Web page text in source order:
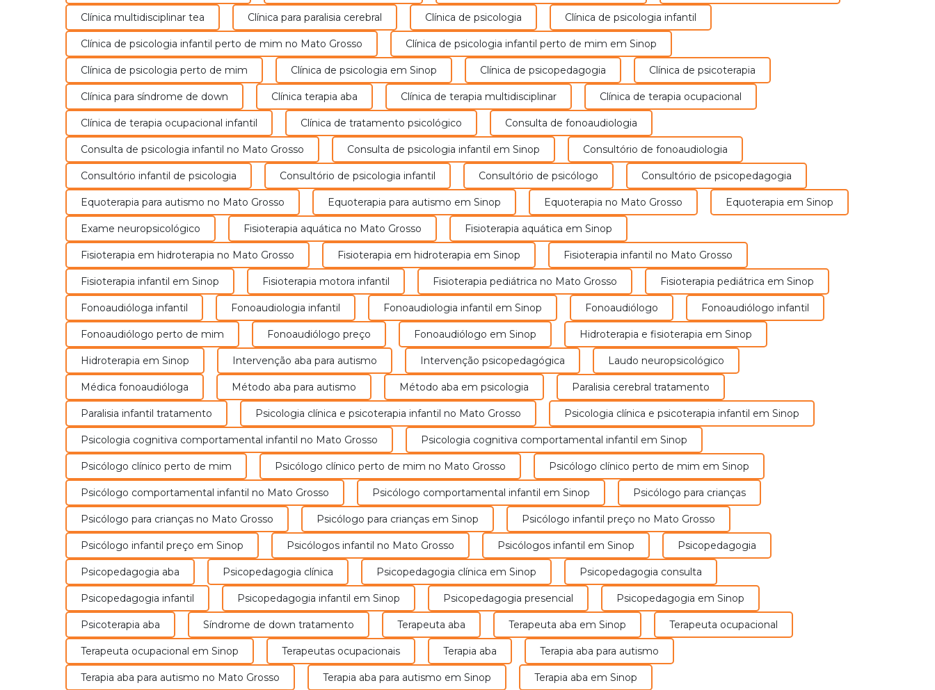
Clínica multidisciplinar tea Clínica para paralisia cerebral Clínica de psicologia Clínica de psicologia infantil
Clínica de psicologia infantil perto de mim no Mato Grosso Clínica de psicologia infantil perto de mim em Sinop
Clínica de psicologia perto de mim Clínica de psicologia em Sinop Clínica de psicopedagogia Clínica de psicoterapia
Clínica para síndrome de down Clínica terapia aba Clínica de terapia multidisciplinar​ Clínica de terapia ocupacional
Clínica de terapia ocupacional infantil Clínica de tratamento psicológico Consulta de fonoaudiologia
Consulta de psicologia infantil no Mato Grosso Consulta de psicologia infantil em Sinop Consultório de fonoaudiologia
Consultório infantil de psicologia Consultório de psicologia infantil Consultório de psicólogo Consultório de psicopedagogia
Equoterapia para autismo no Mato Grosso Equoterapia para autismo em Sinop Equoterapia no Mato Grosso Equoterapia em Sinop
Exame neuropsicológico Fisioterapia aquática no Mato Grosso Fisioterapia aquática em Sinop
Fisioterapia em hidroterapia no Mato Grosso Fisioterapia em hidroterapia em Sinop Fisioterapia infantil no Mato Grosso
Fisioterapia infantil em Sinop Fisioterapia motora infantil Fisioterapia pediátrica no Mato Grosso Fisioterapia pediátrica em Sinop
Fonoaudióloga infantil Fonoaudiologia infantil Fonoaudiologia infantil em Sinop Fonoaudiólogo Fonoaudiólogo infantil
Fonoaudiólogo perto de mim Fonoaudiólogo preço Fonoaudiólogo em Sinop Hidroterapia e fisioterapia em Sinop
Hidroterapia em Sinop Intervenção aba para autismo Intervenção psicopedagógica Laudo neuropsicológico
Médica fonoaudióloga Método aba para autismo Método aba em psicologia Paralisia cerebral tratamento
Paralisia infantil tratamento Psicologia clínica e psicoterapia infantil no Mato Grosso Psicologia clínica e psicoterapia infantil em Sinop
Psicologia cognitiva comportamental infantil no Mato Grosso Psicologia cognitiva comportamental infantil em Sinop
Psicólogo clínico perto de mim Psicólogo clínico perto de mim no Mato Grosso Psicólogo clínico perto de mim em Sinop
Psicólogo comportamental infantil no Mato Grosso Psicólogo comportamental infantil em Sinop Psicólogo para crianças
Psicólogo para crianças no Mato Grosso Psicólogo para crianças em Sinop Psicólogo infantil preço no Mato Grosso
Psicólogo infantil preço em Sinop Psicólogos infantil no Mato Grosso Psicólogos infantil em Sinop Psicopedagogia
Psicopedagogia aba Psicopedagogia clínica Psicopedagogia clínica em Sinop Psicopedagogia consulta
Psicopedagogia infantil Psicopedagogia infantil em Sinop Psicopedagogia presencial Psicopedagogia em Sinop
Psicoterapia aba Síndrome de down tratamento Terapeuta aba Terapeuta aba em Sinop Terapeuta ocupacional
Terapeuta ocupacional em Sinop Terapeutas ocupacionais Terapia aba Terapia aba para autismo
Terapia aba para autismo no Mato Grosso Terapia aba para autismo em Sinop Terapia aba em Sinop
Psicologia
Psicologia é a ciência que trata dos
estados e processos mentais, da
consciência e do comportamento do
ser humano e de suas interações com
um ambiente físico e social.
Saiba Mais
Psicopedagogia
É a área do conhecimento que estuda a
aprendizagem do seres humanos. Essa
ciência se dedica a compreender como
os indivíduos aprendem, quais as
dificuldades podem surgir nesse
processo e como potencializar o
aprendizado.
Saiba Mais
Terapia
Ocupacional
A terapia ocupacional é uma profissão
da área da saúde que busca promover a
independência, autonomia e qualidade
de vida de pessoas que têm
dificuldades em realizar atividades
cotidianas devido a problemas físicos,
emocionais ou de interação social.
Saiba Mais
Sobre Nós
A Sadip Centro Multidisciplinar possui mais de 21 anos de experiência, somos uma clínica multidisciplinar com
3 unidades no Mato Grosso, sendo nas cidades de Sinop, Sorriso e Lucas do Rio Verde.
Oferecemos uma variedade de terapias especializadas para atender às necessidades únicas de cada
paciente.
Nosso objetivo é ajudar nossos pacientes a alcançar seus objetivos terapêuticos e melhorar sua qualidade de
vida.
Saiba mais sobre a Sadip
Unidades de Atendimento